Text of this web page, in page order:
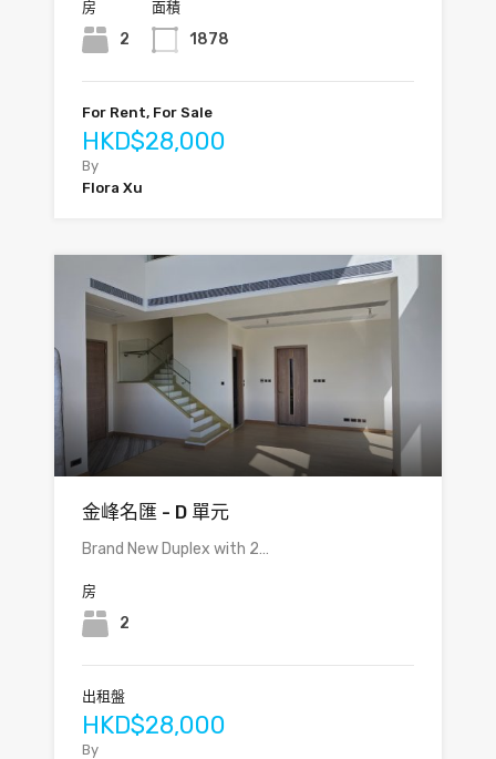
房
2
面積
1878
For Rent, For Sale
HKD$28,000
By
Flora Xu
金峰名匯 - D 單元
Brand New Duplex with 2…
房
2
出租盤
HKD$28,000
By